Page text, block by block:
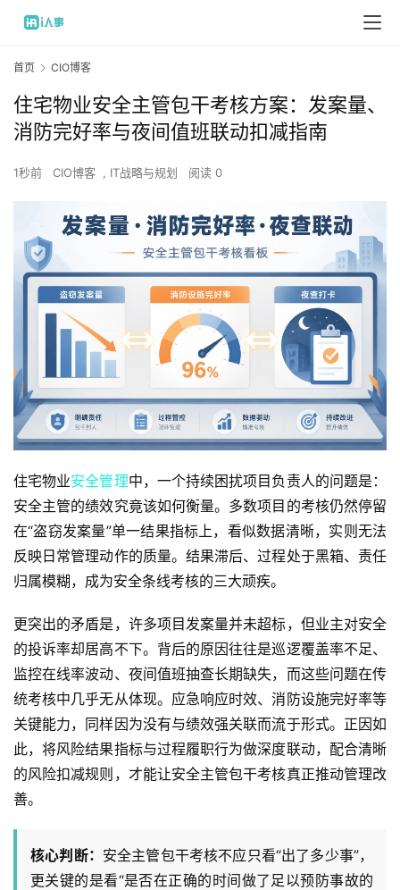
首页 CIO博客
住宅物业安全主管包干考核方案：发案量、
消防完好率与夜间值班联动扣减指南
1秒前 CIO博客 , IT战略与规划 阅读 0
住宅物业安全管理中，一个持续困扰项目负责人的问题是：
安全主管的绩效究竟该如何衡量。多数项目的考核仍然停留
在“盗窃发案量”单一结果指标上，看似数据清晰，实则无法
反映日常管理动作的质量。结果滞后、过程处于黑箱、责任
归属模糊，成为安全条线考核的三大顽疾。
更突出的矛盾是，许多项目发案量并未超标，但业主对安全
的投诉率却居高不下。背后的原因往往是巡逻覆盖率不足、
监控在线率波动、夜间值班抽查长期缺失，而这些问题在传
统考核中几乎无从体现。应急响应时效、消防设施完好率等
关键能力，同样因为没有与绩效强关联而流于形式。正因如
此，将风险结果指标与过程履职行为做深度联动，配合清晰
的风险扣减规则，才能让安全主管包干考核真正推动管理改
善。
核心判断： 安全主管包干考核不应只看“出了多少事”，
更关键的是看“是否在正确的时间做了足以预防事故的